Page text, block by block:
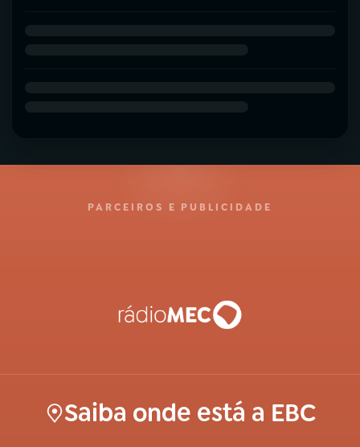
PARCEIROS E PUBLICIDADE
Saiba onde está a EBC